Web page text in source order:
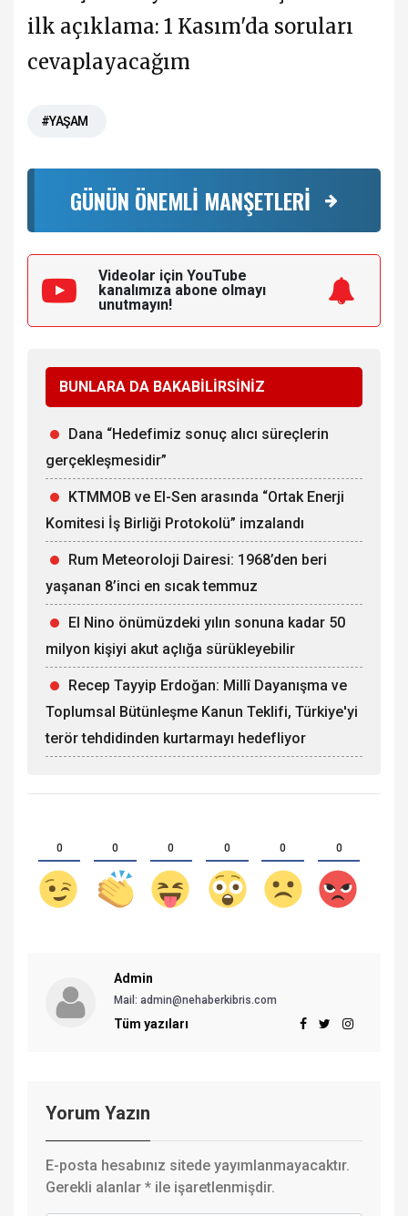
#YAŞAM
GÜNÜN ÖNEMLİ MANŞETLERİ
Videolar için YouTube
kanalımıza abone olmayı
unutmayın!
BUNLARA DA BAKABİLİRSİNİZ
Dana “Hedefimiz sonuç alıcı süreçlerin
gerçekleşmesidir”
KTMMOB ve El-Sen arasında “Ortak Enerji
Komitesi İş Birliği Protokolü” imzalandı
Rum Meteoroloji Dairesi: 1968’den beri
yaşanan 8’inci en sıcak temmuz
El Nino önümüzdeki yılın sonuna kadar 50
milyon kişiyi akut açlığa sürükleyebilir
Recep Tayyip Erdoğan: Millî Dayanışma ve
Toplumsal Bütünleşme Kanun Teklifi, Türkiye'yi
terör tehdidinden kurtarmayı hedefliyor
0 0 0 0 0 0
Admin
Mail: admin@nehaberkibris.com
Tüm yazıları
Yorum Yazın
E-posta hesabınız sitede yayımlanmayacaktır.
Gerekli alanlar * ile işaretlenmişdir.